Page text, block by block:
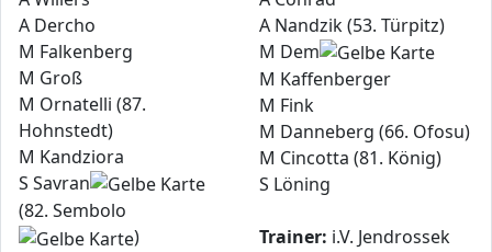
A Dercho
M Falkenberg
M Groß
M Ornatelli (87.
Hohnstedt)
M Kandziora
S Savran
(82. Sembolo
)
A Nandzik (53. Türpitz)
M Dem
M Kaffenberger
M Fink
M Danneberg (66. Ofosu)
M Cincotta (81. König)
S Löning
Trainer: i.V. Jendrossek